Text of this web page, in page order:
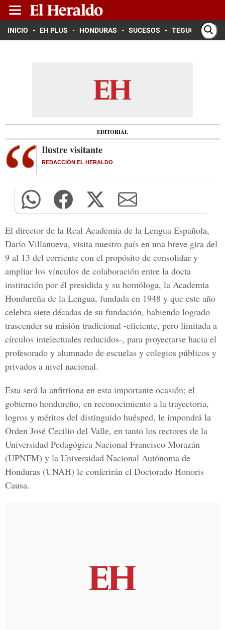
INICIO EH PLUS HONDURAS SUCESOS TEGUCIGALPA
EDITORIAL
Ilustre visitante
REDACCIÓN EL HERALDO
El director de la Real Academia de la Lengua Española,
Darío Villanueva, visita nuestro país en una breve gira del
9 al 13 del corriente con el propósito de consolidar y
ampliar los vínculos de colaboración entre la docta
institución por él presidida y su homóloga, la Academia
Hondureña de la Lengua, fundada en 1948 y que este año
celebra siete décadas de su fundación, habiendo logrado
trascender su misión tradicional -eficiente, pero limitada a
círculos intelectuales reducidos-, para proyectarse hacia el
profesorado y alumnado de escuelas y colegios públicos y
privados a nivel nacional.
Esta será la anfitriona en esta importante ocasión; el
gobierno hondureño, en reconocimiento a la trayectoria,
logros y méritos del distinguido huésped, le impondrá la
Orden José Cecilio del Valle, en tanto los rectores de la
Universidad Pedagógica Nacional Francisco Morazán
(UPNFM) y la Universidad Nacional Autónoma de
Honduras (UNAH) le conferirán el Doctorado Honoris
Causa.